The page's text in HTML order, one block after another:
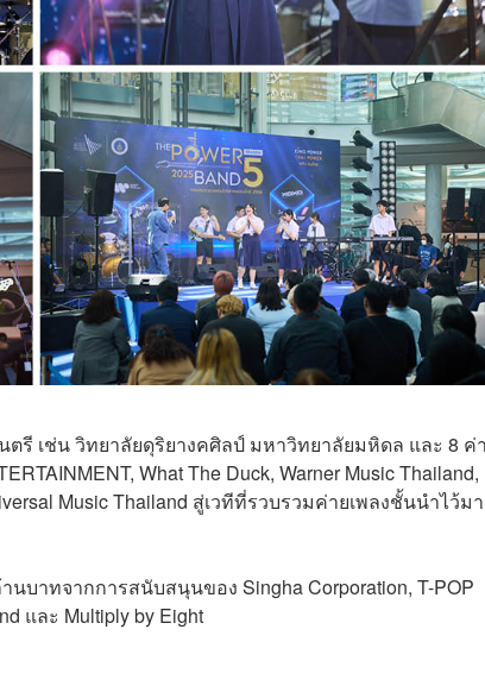
เช่น วิทยาลัยดุริยางคศิลป์ มหาวิทยาลัยมหิดล และ 8 ค่
What The Duck, Warner Music Thailand,
Music Thailand สู่เวทีที่รวบรวมค่ายเพลงชั้นนำไว้ม
นบาทจากการสนับสนุนของ Singha Corporation, T-POP
และ Multiply by Eight